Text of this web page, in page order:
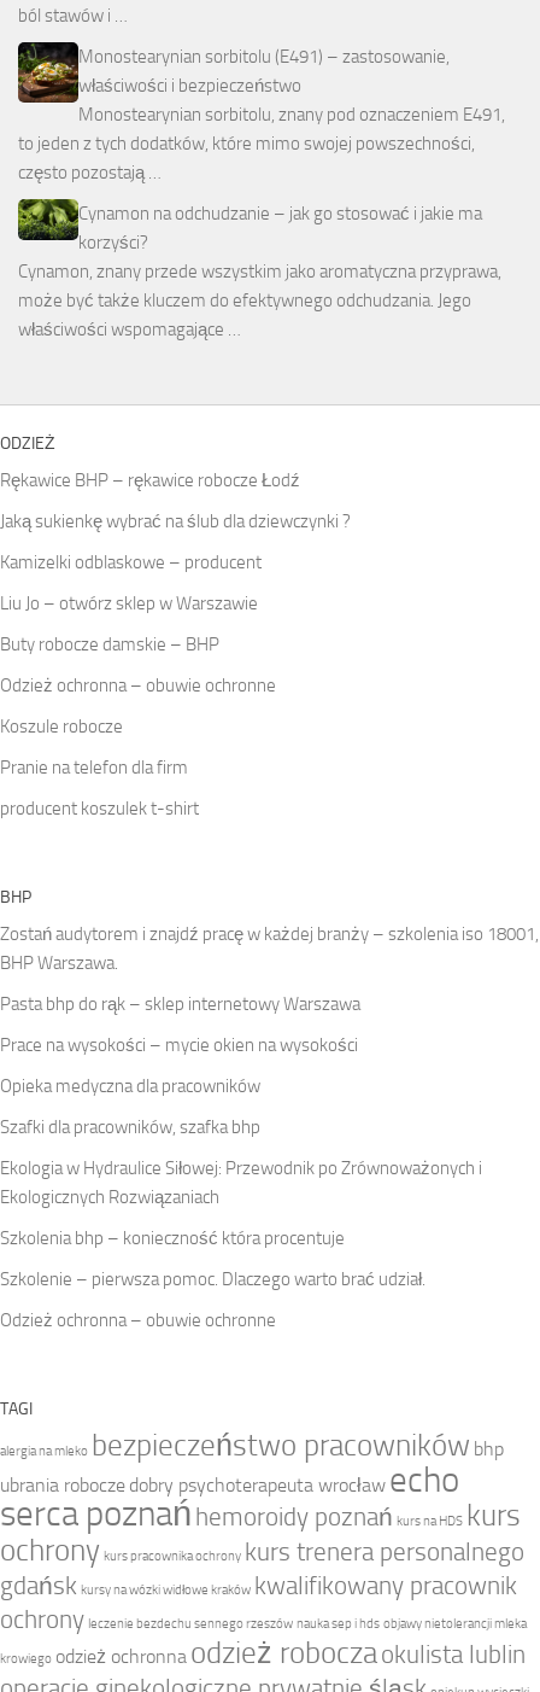
ból stawów i …
Monostearynian sorbitolu (E491) – zastosowanie,
właściwości i bezpieczeństwo
Monostearynian sorbitolu, znany pod oznaczeniem E491,
to jeden z tych dodatków, które mimo swojej powszechności,
często pozostają …
Cynamon na odchudzanie – jak go stosować i jakie ma
korzyści?
Cynamon, znany przede wszystkim jako aromatyczna przyprawa,
może być także kluczem do efektywnego odchudzania. Jego
właściwości wspomagające …
ODZIEŻ
Rękawice BHP – rękawice robocze Łodź
Jaką sukienkę wybrać na ślub dla dziewczynki ?
Kamizelki odblaskowe – producent
Liu Jo – otwórz sklep w Warszawie
Buty robocze damskie – BHP
Odzież ochronna – obuwie ochronne
Koszule robocze
Pranie na telefon dla firm
producent koszulek t-shirt
BHP
Zostań audytorem i znajdź pracę w każdej branży – szkolenia iso 18001,
BHP Warszawa.
Pasta bhp do rąk – sklep internetowy Warszawa
Prace na wysokości – mycie okien na wysokości
Opieka medyczna dla pracowników
Szafki dla pracowników, szafka bhp
Ekologia w Hydraulice Siłowej: Przewodnik po Zrównoważonych i
Ekologicznych Rozwiązaniach
Szkolenia bhp – konieczność która procentuje
Szkolenie – pierwsza pomoc. Dlaczego warto brać udział.
Odzież ochronna – obuwie ochronne
TAGI
alergia na mleko bezpieczeństwo pracowników bhp
ubrania robocze dobry psychoterapeuta wrocław echo
serca poznań hemoroidy poznań kurs na HDS kurs
ochrony kurs pracownika ochrony kurs trenera personalnego
gdańsk kursy na wózki widłowe kraków kwalifikowany pracownik
ochrony leczenie bezdechu sennego rzeszów nauka sep i hds objawy nietolerancji mleka
krowiego odzież ochronna odzież roboczaokulista lublin